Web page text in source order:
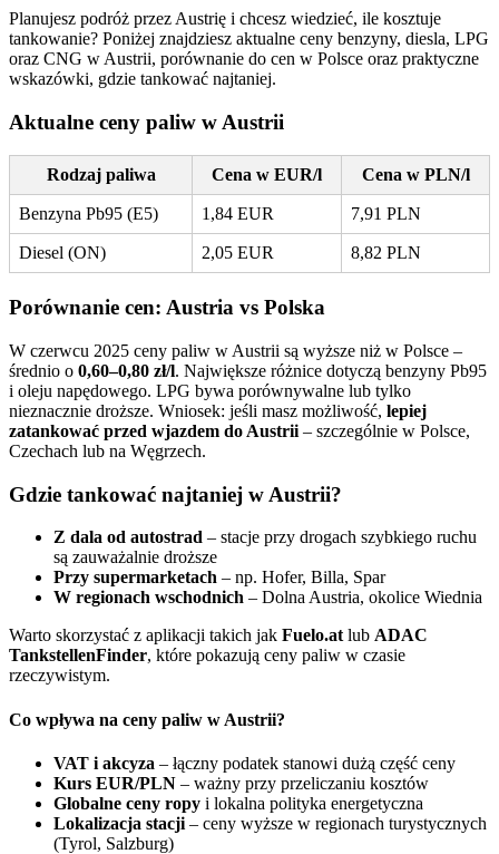
Planujesz podróż przez Austrię i chcesz wiedzieć, ile kosztuje
tankowanie? Poniżej znajdziesz aktualne ceny benzyny, diesla, LPG
oraz CNG w Austrii, porównanie do cen w Polsce oraz praktyczne
wskazówki, gdzie tankować najtaniej.
Aktualne ceny paliw w Austrii
Rodzaj paliwa Cena w EUR/l Cena w PLN/l
Benzyna Pb95 (E5) 1,84 EUR 7,91 PLN
Diesel (ON) 2,05 EUR 8,82 PLN
Porównanie cen: Austria vs Polska
W czerwcu 2025 ceny paliw w Austrii są wyższe niż w Polsce –
średnio o 0,60–0,80 zł/l. Największe różnice dotyczą benzyny Pb95
i oleju napędowego. LPG bywa porównywalne lub tylko
nieznacznie droższe. Wniosek: jeśli masz możliwość, lepiej
zatankować przed wjazdem do Austrii – szczególnie w Polsce,
Czechach lub na Węgrzech.
Gdzie tankować najtaniej w Austrii?
Z dala od autostrad – stacje przy drogach szybkiego ruchu
są zauważalnie droższe
Przy supermarketach – np. Hofer, Billa, Spar
W regionach wschodnich – Dolna Austria, okolice Wiednia
Warto skorzystać z aplikacji takich jak Fuelo.atlub ADAC
TankstellenFinder, które pokazują ceny paliw w czasie
rzeczywistym.
Co wpływa na ceny paliw w Austrii?
VAT i akcyza – łączny podatek stanowi dużą część ceny
Kurs EUR/PLN – ważny przy przeliczaniu kosztów
Globalne ceny ropy i lokalna polityka energetyczna
Lokalizacja stacji – ceny wyższe w regionach turystycznych
(Tyrol, Salzburg)